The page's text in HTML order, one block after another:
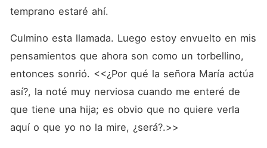
temprano estaré ahí.
Culmino esta llamada. Luego estoy envuelto en mis
pensamientos que ahora son como un torbellino,
entonces sonrió. <<¿Por qué la señora María actúa
así?, la noté muy nerviosa cuando me enteré de
que tiene una hija; es obvio que no quiere verla
aquí o que yo no la mire, ¿será?.>>